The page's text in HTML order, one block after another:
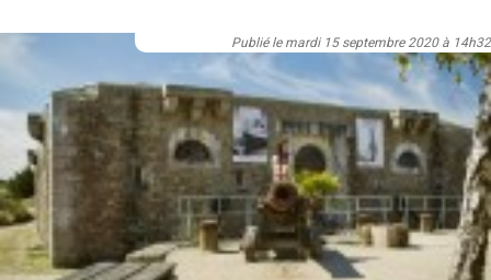
Publié le mardi 15 septembre 2020 à 14h32